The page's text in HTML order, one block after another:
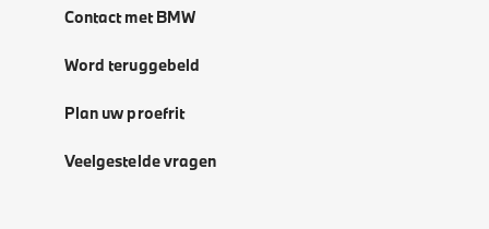
Contact met BMW
Word teruggebeld
Plan uw proefrit
Veelgestelde vragen